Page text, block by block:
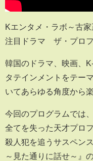
Kエンタメ・ラボ～古
注目ドラマ ザ・プロ
韓国のドラマ、映画、
タテインメントをテー
いてあらゆる角度から
今回のプログラムでは
全てを失った天才プロ
殺人犯を追うサスペン
～見た通りに話せ～』